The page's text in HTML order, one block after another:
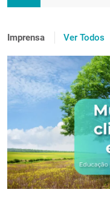
Imprensa Ver Todos